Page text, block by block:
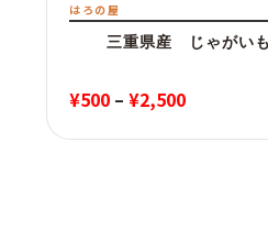
はろの屋
三重県産 じゃがい
¥500 – ¥2,500価